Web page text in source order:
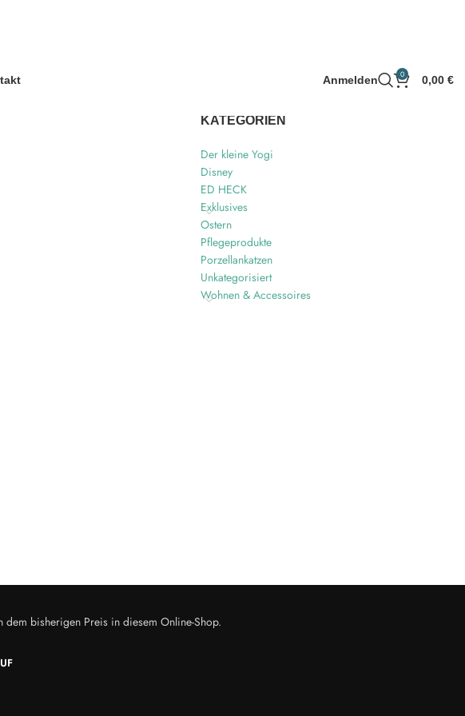
Anmelden 0 0,00 €
KATEGORIEN
Der kleine Yogi
Disney
ED HECK
Exklusives
Ostern
Pflegeprodukte
Porzellankatzen
Unkategorisiert
Wohnen & Accessoires
bisherigen Preis in diesem Online-Shop.